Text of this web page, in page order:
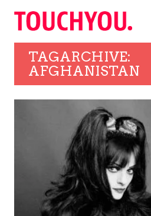
TAGARCHIVE:
AFGHANISTAN